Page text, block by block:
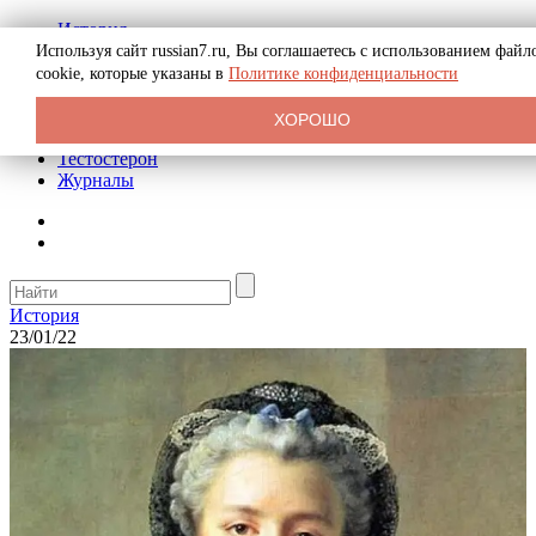
История
Биография
Криминал
Реклама на сайте
Тестостерон
Журналы
История
23/01/22
Используя сайт russian7.ru, Вы соглашаетесь с использованием
cookie, которые указаны в Политике конфиденциальности
ХОРОШО